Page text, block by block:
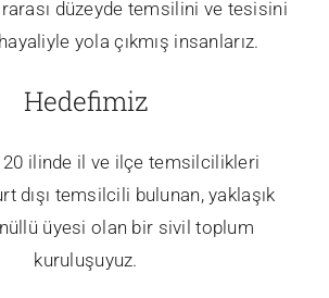
düzeyde temsilini ve tesisini
yola çıkmış insanlarız.
Hedefimiz
20 ilinde il ve ilçe temsilcilikleri
dışı temsilcili bulunan, yaklaşık
üyesi olan bir sivil toplum
kuruluşuyuz.